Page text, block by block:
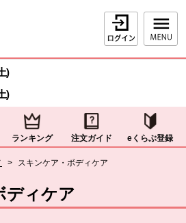
ログイン
ーです。
ップする
)
)
ランキング 注文ガイド eくらぶ登録
> スキンケア・ボディケア
ディケア